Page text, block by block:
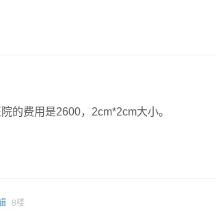
的费用是2600，2cm*2cm大小。
8楼